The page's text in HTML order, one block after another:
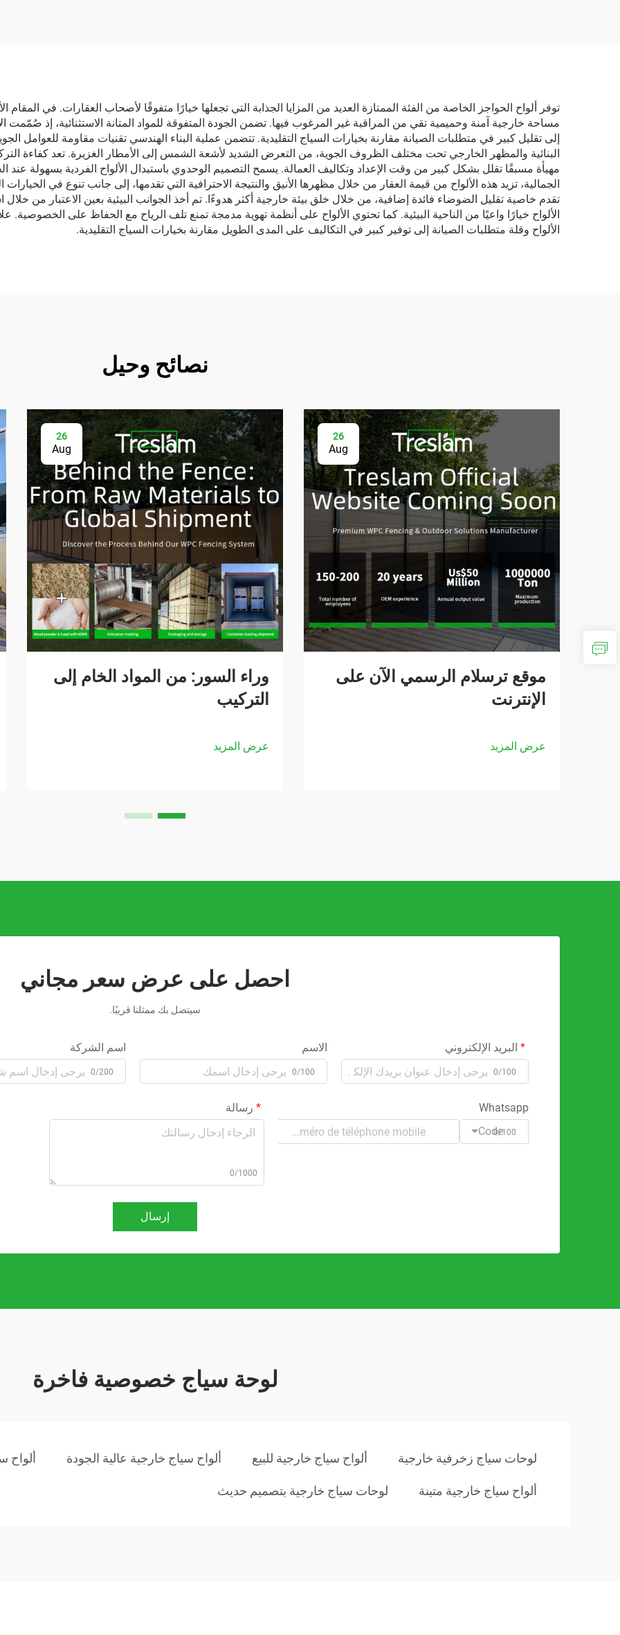
توفر ألواح الحواجز الخاصة من الفئة الممتازة العديد من المزايا الجذابة التي تجعلها خيارًا متفوقًا لأصحاب العقارات. في
مساحة خارجية آمنة وحميمية تقي من المراقبة غير المرغوب فيها. تضمن الجودة المتفوقة للمواد المتانة الاستثنائية، إذ صُمّمت
إلى تقليل كبير في متطلبات الصيانة مقارنة بخيارات السياج التقليدية. تتضمن عملية البناء الهندسي تقنيات مقاومة للعوامل
البنائية والمظهر الخارجي تحت مختلف الظروف الجوية، من التعرض الشديد لأشعة الشمس إلى الأمطار الغزيرة. تعد كفاءة
مهيأة مسبقًا تقلل بشكل كبير من وقت الإعداد وتكاليف العمالة. يسمح التصميم الوحدوي باستبدال الألواح الفردية بسهولة عند
الجمالية، تزيد هذه الألواح من قيمة العقار من خلال مظهرها الأنيق والنتيجة الاحترافية التي تقدمها، إلى جانب تنوع في
تقدم خاصية تقليل الضوضاء فائدة إضافية، من خلال خلق بيئة خارجية أكثر هدوءًا. تم أخذ الجوانب البيئية بعين الاعتبار من
الألواح خيارًا واعيًا من الناحية البيئية. كما تحتوي الألواح على أنظمة تهوية مدمجة تمنع تلف الرياح مع الحفاظ على الخصوصية.
الألواح وقلة متطلبات الصيانة إلى توفير كبير في التكاليف على المدى الطويل مقارنة بخيارات السياج التقليدية.
نصائح وحيل
26
Aug
موقع ترسلام الرسمي الآن على
الإنترنت
عرض المزيد
26
Aug
وراء السور: من المواد الخام إلى
التركيب
عرض المزيد
احصل على عرض سعر مجاني
سيتصل بك ممثلنا قريبًا.
البريد الإلكتروني
0/100
الاسم
0/100
اسم الشركة
0/200
Whatsapp
Code0/100
رسالة
0/1000
إرسال
لوحة سياج خصوصية فاخرة
لوحات سياج زخرفية خارجية ألواح سياج خارجية للبيع ألواح سياج خارجية عالية الجودة ألواح
ألواح سياج خارجية متينة لوحات سياج خارجية بتصميم حديث